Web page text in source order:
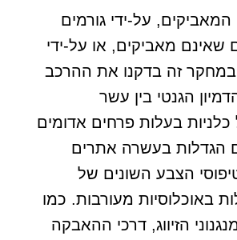
על-ידי גורמים
שאינם מאביקים, או על-ידי
זה בדקנו את ההרכב
הגנטי בין עשר
כלניות בעלות פרחים אדומים
הגדלות בעשרה אתרים
הצבע השונים של
באוכלוסיות מעורבות. כמו
הזיווג, דרכי ההאבקה